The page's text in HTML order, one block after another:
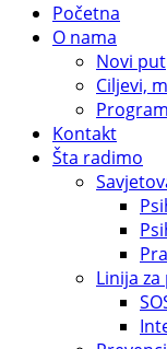
Početna
O nama
Novi put
Ciljevi,
Program
Kontakt
Šta radimo
Linija